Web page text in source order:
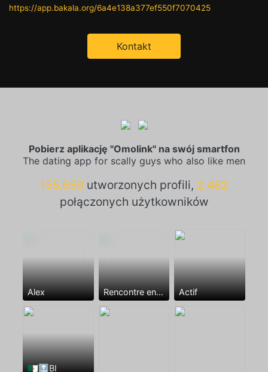
https://app.bakala.org/6a4e138a377ef550f7070425
Kontakt
Pobierz aplikację "Omolink" na swój smartfon
The dating app for scally guys who also like men
155.659 utworzonych profili, 2.482
połączonych użytkowników
Alex Rencontre entre mecs Actif
🇩🇿🔝BI